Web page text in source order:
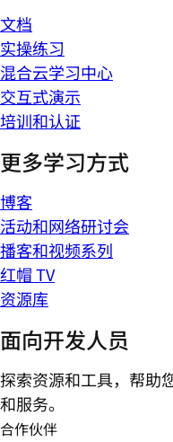
文档
实操练习
混合云学习中心
交互式演示
培训和认证
更多学习方式
博客
活动和网络研讨会
播客和视频系列
红帽 TV
资源库
面向开发人员
探索资源和工具，帮助
和服务。
合作伙伴